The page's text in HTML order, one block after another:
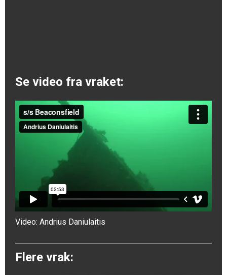
Se video fra vraket:
Video: Andrius Daniulaitis
Flere vrak: